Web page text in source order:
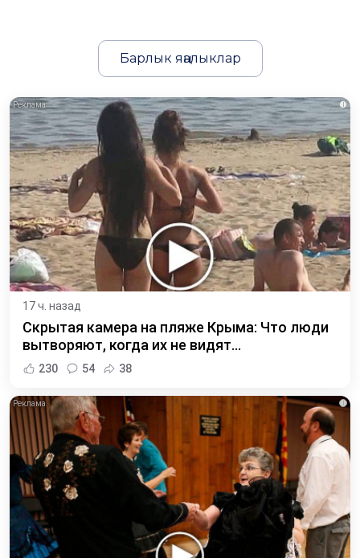
Барлык яңалыклар
i
17 ч. назад
Скрытая камера на пляже Крыма: Что люди
вытворяют, когда их не видят...
230 54 38
i